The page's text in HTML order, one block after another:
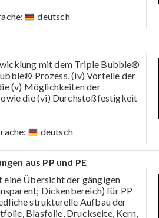
deutsch
mit dem Triple Bubble®
Prozess, (iv) Vorteile der
(v) Möglichkeiten der
die (vi) Durchstoßfestigkeit
deutsch
aus PP und PE
Übersicht der gängigen
Dickenbereich) für PP
strukturelle Aufbau der
Blasfolie, Druckseite, Kern,